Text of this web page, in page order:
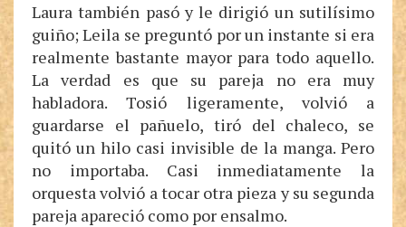
Laura también pasó y le dirigió un sutilísimo
guiño; Leila se preguntó por un instante si era
realmente bastante mayor para todo aquello.
La verdad es que su pareja no era muy
habladora. Tosió ligeramente, volvió a
guardarse el pañuelo, tiró del chaleco, se
quitó un hilo casi invisible de la manga. Pero
no importaba. Casi inmediatamente la
orquesta volvió a tocar otra pieza y su segunda
pareja apareció como por ensalmo.